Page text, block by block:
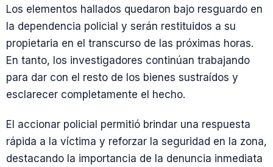
Los elementos hallados quedaron bajo resguardo en
la dependencia policial y serán restituidos a su
propietaria en el transcurso de las próximas horas.
En tanto, los investigadores continúan trabajando
para dar con el resto de los bienes sustraídos y
esclarecer completamente el hecho.
El accionar policial permitió brindar una respuesta
rápida a la víctima y reforzar la seguridad en la zona,
destacando la importancia de la denuncia inmediata